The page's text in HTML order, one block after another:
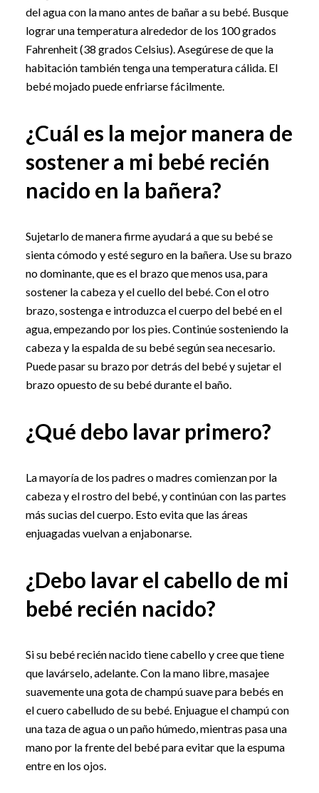
del agua con la mano antes de bañar a su bebé. Busque
lograr una temperatura alrededor de los 100 grados
Fahrenheit (38 grados Celsius). Asegúrese de que la
habitación también tenga una temperatura cálida. El
bebé mojado puede enfriarse fácilmente.
¿Cuál es la mejor manera de
sostener a mi bebé recién
nacido en la bañera?
Sujetarlo de manera firme ayudará a que su bebé se
sienta cómodo y esté seguro en la bañera. Use su brazo
no dominante, que es el brazo que menos usa, para
sostener la cabeza y el cuello del bebé. Con el otro
brazo, sostenga e introduzca el cuerpo del bebé en el
agua, empezando por los pies. Continúe sosteniendo la
cabeza y la espalda de su bebé según sea necesario.
Puede pasar su brazo por detrás del bebé y sujetar el
brazo opuesto de su bebé durante el baño.
¿Qué debo lavar primero?
La mayoría de los padres o madres comienzan por la
cabeza y el rostro del bebé, y continúan con las partes
más sucias del cuerpo. Esto evita que las áreas
enjuagadas vuelvan a enjabonarse.
¿Debo lavar el cabello de mi
bebé recién nacido?
Si su bebé recién nacido tiene cabello y cree que tiene
que lavárselo, adelante. Con la mano libre, masajee
suavemente una gota de champú suave para bebés en
el cuero cabelludo de su bebé. Enjuague el champú con
una taza de agua o un paño húmedo, mientras pasa una
mano por la frente del bebé para evitar que la espuma
entre en los ojos.